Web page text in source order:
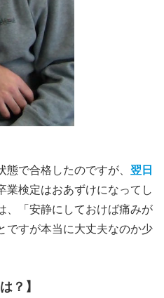
で合格したのですが、 翌日
業検定はおあずけになってし
、「安静にしておけば痛みが
ですが本当に大丈夫なのか少
？】